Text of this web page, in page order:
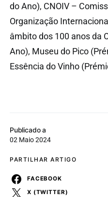
Publicado a
02 Maio 2024
PARTILHAR ARTIGO
FACEBOOK
X (TWITTER)
do Ano), CNOIV –
Organização
âmbito dos 100 anos da
Ano), Museu do Pico
Essência do Vinho